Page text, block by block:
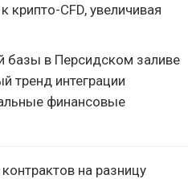
крипто-CFD, увеличивая
базы в Персидском заливе
тренд интеграции
финансовые
на разницу